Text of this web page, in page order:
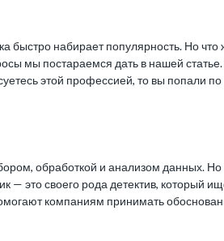
быстро набирает популярность. Но что
мы постараемся дать в нашей
этой профессией, то вы попали
обработкой и анализом данных. Но
— это своего рода детектив, который
компаниям принимать